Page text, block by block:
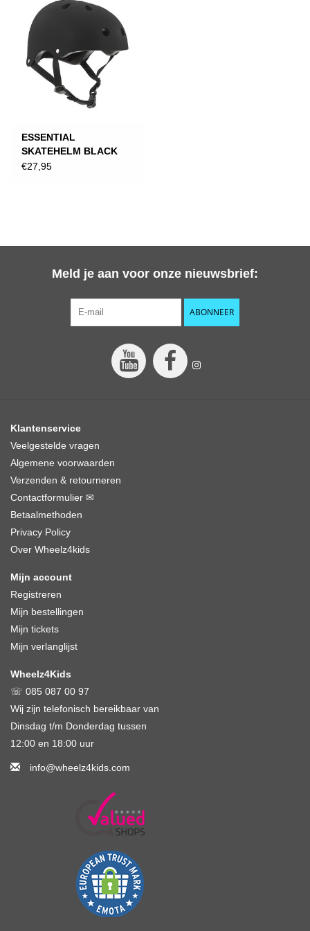
ESSENTIAL
SKATEHELM BLACK
€27,95
Meld je aan voor onze nieuwsbrief:
ABONNEER
Klantenservice
Veelgestelde vragen
Algemene voorwaarden
Verzenden & retourneren
Contactformulier ✉
Betaalmethoden
Privacy Policy
Over Wheelz4kids
Mijn account
Registreren
Mijn bestellingen
Mijn tickets
Mijn verlanglijst
Wheelz4Kids
☏ 085 087 00 97
Wij zijn telefonisch bereikbaar van
Dinsdag t/m Donderdag tussen
12:00 en 18:00 uur
info@wheelz4kids.com